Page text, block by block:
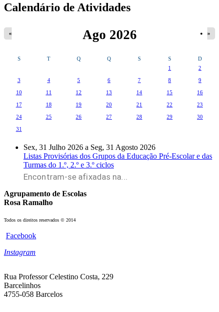
Separadores Verticais
Calendário de Atividades
Ago 2026
« »
S T Q Q S S
D
1
2
3 4 5 6 7 8 9
10 11 12 13 14 15 16
17 18 19 20 21 22 23
24 25 26 27 28 29 30
31
Sex, 31 Julho 2026 a Seg, 31 Agosto 2026
Listas Provisórias dos Grupos da Educação Pré-Escolar e das
Turmas do 1.º, 2.º e 3.º ciclos
Encontram-se afixadas na...
Agrupamento de Escolas
Rosa Ramalho
Todos os direitos reservados © 2014
Facebook
Instagram
Rua Professor Celestino Costa, 229
Barcelinhos
4755-058 Barcelos